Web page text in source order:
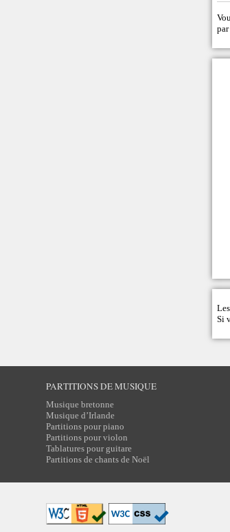
Si
PARTITIONS DE MUSIQUE
Musique bretonne
Musique d’Irlande
Partitions pour piano
Partitions pour violon
Tablatures pour guitare
Partitions de chants de Noël